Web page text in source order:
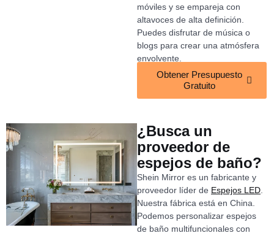
móviles y se empareja con
altavoces de alta definición.
Puedes disfrutar de música o
blogs para crear una atmósfera
envolvente.
Obtener Presupuesto
Gratuito
¿Busca un
proveedor de
espejos de baño?
Shein Mirror es un fabricante y
proveedor líder de Espejos LED.
Nuestra fábrica está en China.
Podemos personalizar espejos
de baño multifuncionales con